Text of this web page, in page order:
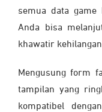
semua data
Anda bisa
khawatir
Mengusung form
tampilan yang
kompatibel